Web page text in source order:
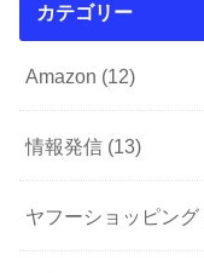
カテゴリー
Amazon (12)
情報発信 (13)
ヤフーショッピング